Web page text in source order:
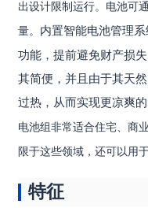
出设计限制运行。电池可
量。 内置智能电池管理
功能，提前避免财产损失
其简便，并且由于其天
过热，从而实现更凉爽
电池组非常适合住宅、商
限于这些领域，还可以用
特征